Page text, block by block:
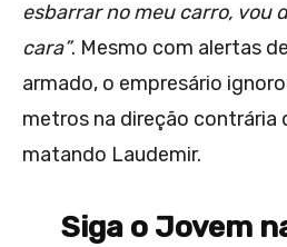
esbarrar no meu carro, vou
cara”. Mesmo com alertas
armado, o empresário
metros na direção contrária
matando Laudemir.
Siga o Jovem